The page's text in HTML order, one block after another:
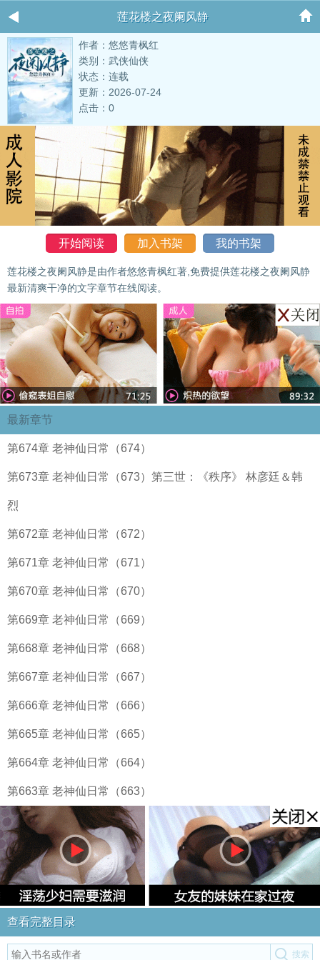
莲花楼之夜阑风静
作者：悠悠青枫红
类别：武侠仙侠
状态：连载
更新：2026-07-24
点击：0
开始阅读 加入书架 我的书架
莲花楼之夜阑风静是由作者悠悠青枫红著,免费提供莲花楼之夜阑风静
最新清爽干净的文字章节在线阅读。
最新章节
第674章 老神仙日常（674）
第673章 老神仙日常（673）第三世：《秩序》 林彦廷＆韩
烈
第672章 老神仙日常（672）
第671章 老神仙日常（671）
第670章 老神仙日常（670）
第669章 老神仙日常（669）
第668章 老神仙日常（668）
第667章 老神仙日常（667）
第666章 老神仙日常（666）
第665章 老神仙日常（665）
第664章 老神仙日常（664）
第663章 老神仙日常（663）
查看完整目录